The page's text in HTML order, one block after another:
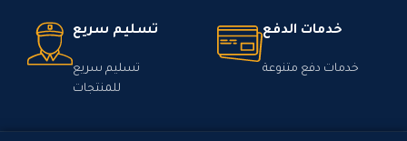
خدمات الدفع
خدمات دفع متنوعة
تسليم سريع
تسليم سريع
للمنتجات